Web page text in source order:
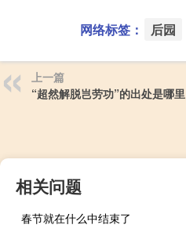
网络标签： 后园
上一篇
“超然解脱岂劳功”的出处是哪里
相关问题
春节就在什么中结束了